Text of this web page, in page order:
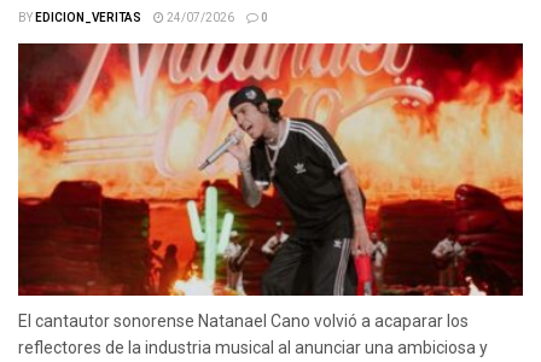
BYEDICION_VERITAS 24/07/2026 0
El cantautor sonorense Natanael Cano volvió a acaparar los
reflectores de la industria musical al anunciar una ambiciosa y